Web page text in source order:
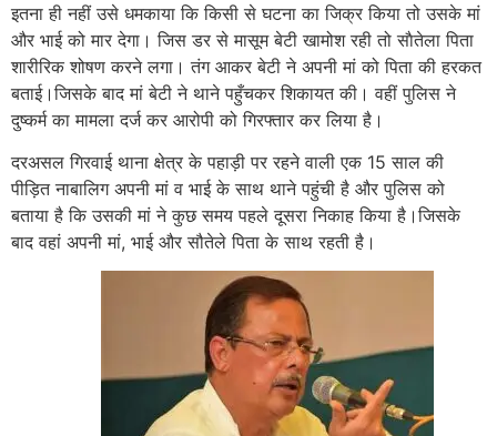
इतना ही नहीं उसे धमकाया कि किसी से घटना का जिक्र किया तो उसके मां
और भाई को मार देगा। जिस डर से मासूम बेटी खामोश रही तो साैतेला पिता
शारीरिक शोषण करने लगा। तंग आकर बेटी ने अपनी मां को पिता की हरकत
बताई।जिसके बाद मां बेटी ने थाने पहुँचकर शिकायत की। वहीं पुलिस ने
दुष्कर्म का मामला दर्ज कर आरोपी को गिरफ्तार कर लिया है।
दरअसल गिरवाई थाना क्षेत्र के पहाड़ी पर रहने वाली एक 15 साल की
पीड़ित नाबालिग अपनी मां व भाई के साथ थाने पहुंची है और पुलिस को
बताया है कि उसकी मां ने कुछ समय पहले दूसरा निकाह किया है।जिसके
बाद वहां अपनी मां, भाई और सौतेले पिता के साथ रहती है।